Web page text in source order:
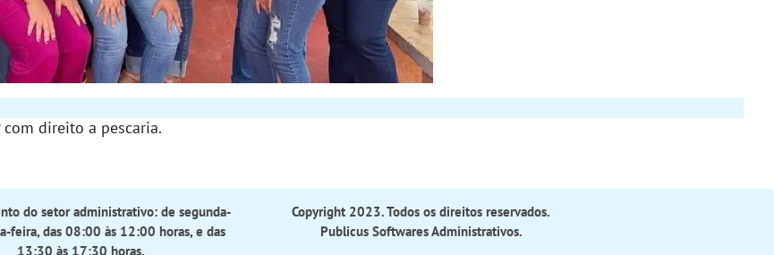
direito a pescaria.
do setor administrativo: de segunda-
feira, das 08:00 às 12:00 horas, e das
13:30 às 17:30 horas.
Copyright 2023. Todos os direitos reservados.
Publicus Softwares Administrativos.